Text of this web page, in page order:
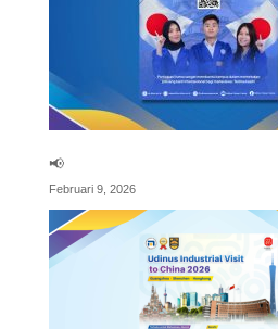
📢
Februari 9, 2026